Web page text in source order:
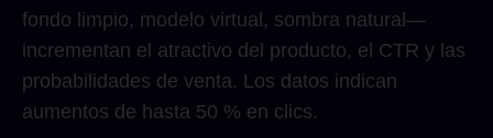
fondo limpio, modelo virtual, sombra natural—
incrementan el atractivo del producto, el CTR y las
probabilidades de venta. Los datos indican
aumentos de hasta 50 % en clics.